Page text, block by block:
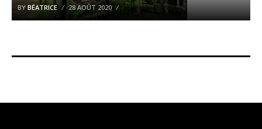
BY BÉATRICE 28 AOÛT 2020